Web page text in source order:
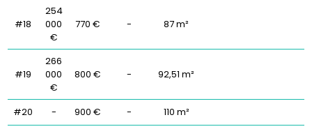
#18
254
000
€
770 € - 87 m²
#19
266
000
€
800 € - 92,51 m²
#20 - 900 € - 110 m²